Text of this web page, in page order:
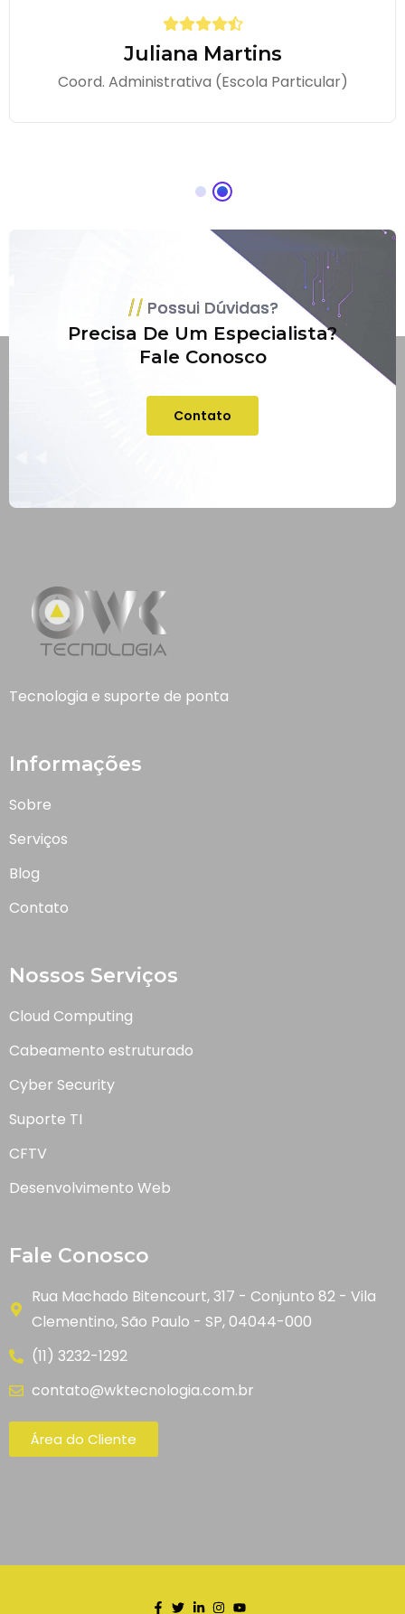
Juliana Martins
Coord. Administrativa (Escola Particular)
Possui Dúvidas?
Precisa De Um Especialista?
Fale Conosco
Contato
Tecnologia e suporte de ponta
Informações
Sobre
Serviços
Blog
Contato
Nossos Serviços
Cloud Computing
Cabeamento estruturado
Cyber Security
Suporte TI
CFTV
Desenvolvimento Web
Fale Conosco
Rua Machado Bitencourt, 317 - Conjunto 82 - Vila
Clementino, São Paulo - SP, 04044-000
(11) 3232-1292
contato@wktecnologia.com.br
Área do Cliente